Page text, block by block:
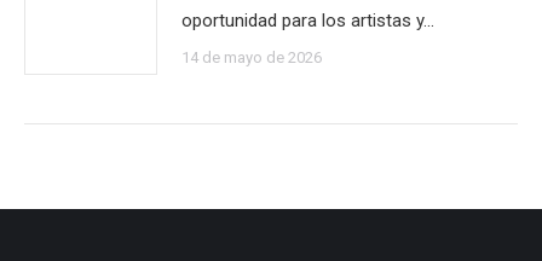
oportunidad para los artistas y…
14 de mayo de 2026